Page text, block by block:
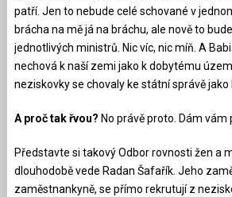
patří. Jen to nebude celé schované v
brácha na mě já na bráchu, ale nově to
jednotlivých ministrů. Nic víc, nic míň. A
nechová k naší zemi jako k dobytému
neziskovky se chovaly ke státní správě
A proč tak řvou? No právě proto. Dám vám
Představte si takový Odbor rovnosti žen a
dlouhodobě vede Radan Šafařík. Jeho
zaměstnankyně, se přímo rekrutují z